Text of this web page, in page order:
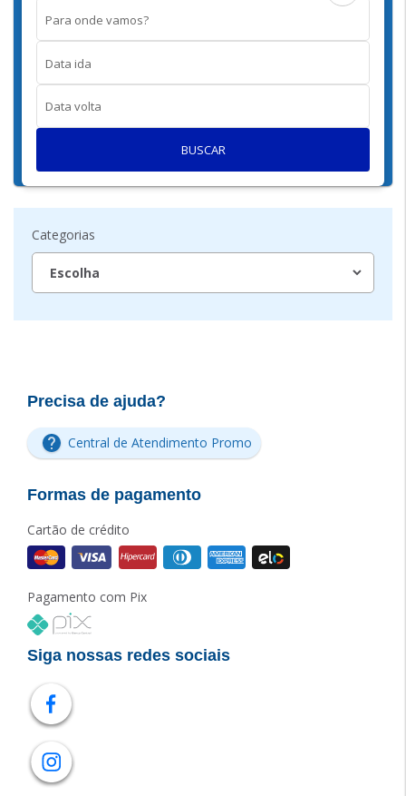
Para onde vamos?
Data ida
Data volta
BUSCAR
Categorias
Precisa de ajuda?
Central de Atendimento Promo
Formas de pagamento
Cartão de crédito
Pagamento com Pix
Siga nossas redes sociais